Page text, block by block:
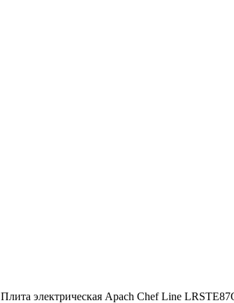
Плита электрическая Apach Chef Line